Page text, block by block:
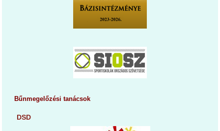
Bűnmegelőzési tanácsok
DSD